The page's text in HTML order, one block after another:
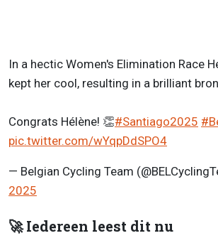
In a hectic Women's Elimination Race
kept her cool, resulting in a brilliant
Congrats Hélène! 👏#Santiago2025
pic.twitter.com/wYqpDdSPO4
— Belgian Cycling Team
2025
🚀 Iedereen leest dit nu